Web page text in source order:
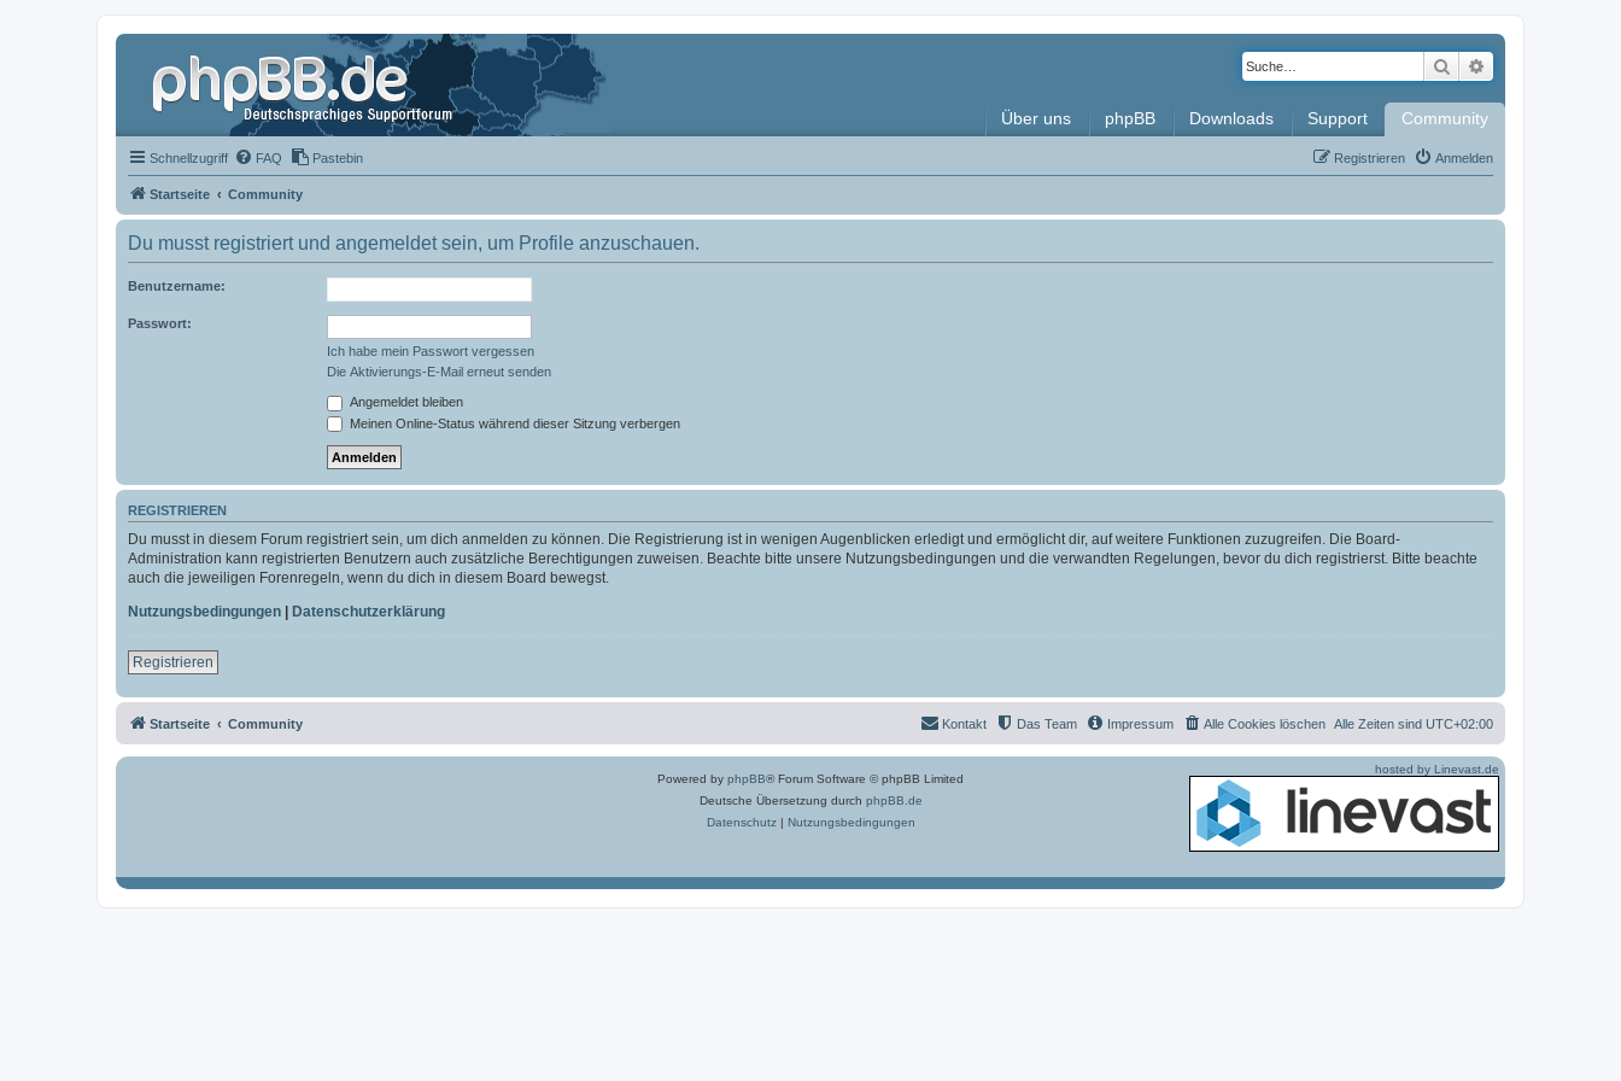
Suche
Über uns phpBB Downloads Support Community
Schnellzugriff FAQ Pastebin Anmelden
Registrieren
Startseite Community
Du musst registriert und angemeldet sein, um Profile anzuschauen.
Benutzername:
Passwort:
Ich habe mein Passwort vergessen
Die Aktivierungs-E-Mail erneut senden
Angemeldet bleiben
Meinen Online-Status während dieser Sitzung verbergen
REGISTRIEREN
Du musst in diesem Forum registriert sein, um dich anmelden zu können. Die Registrierung ist in wenigen Augenblicken erledigt und ermöglicht dir, auf weitere Funktionen zuzugreifen. Die Board-
Administration kann registrierten Benutzern auch zusätzliche Berechtigungen zuweisen. Beachte bitte unsere Nutzungsbedingungen und die verwandten Regelungen, bevor du dich registrierst. Bitte beachte
auch die jeweiligen Forenregeln, wenn du dich in diesem Board bewegst.
Nutzungsbedingungen | Datenschutzerklärung
Registrieren
Startseite Community Alle Zeiten sind UTC+02:00
Alle Cookies löschen
Impressum
Das Team
Kontakt
Powered by phpBB® Forum Software © phpBB Limited
Deutsche Übersetzung durch phpBB.de
Datenschutz| Nutzungsbedingungen
hosted by Linevast.de